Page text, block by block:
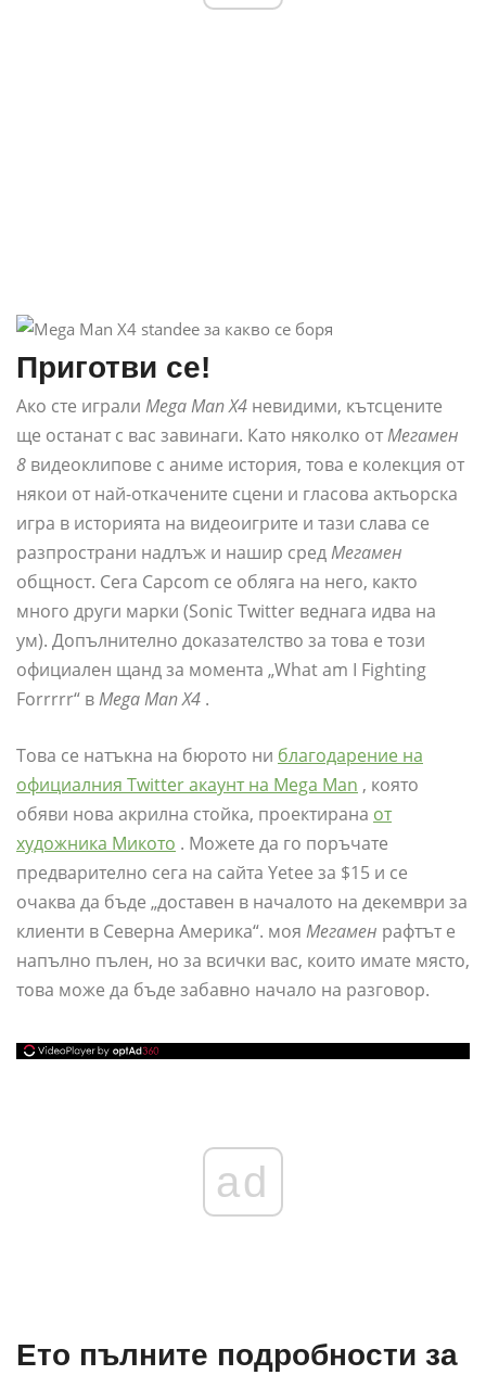
Приготви се!
Ако сте играли Mega Man X4 невидими, кътсцените
ще останат с вас завинаги. Като няколко отМегамен
8 видеоклипове с аниме история, това е колекция от
някои от най-откачените сцени и гласова актьорска
игра в историята на видеоигрите и тази слава се
разпространи надлъж и нашир средМегамен
общност. Сега Capcom се обляга на него, както
много други марки (Sonic Twitter веднага идва на
ум). Допълнително доказателство за това е този
официален щанд за момента „What am I Fighting
Forrrrr“ вMega Man X4 .
Това се натъкна на бюрото ни благодарение на
официалния Twitter акаунт на Mega Man , която
обяви нова акрилна стойка, проектирана от
художника Микото . Можете да го поръчате
предварително сега на сайта Yetee за $15 и се
очаква да бъде „доставен в началото на декември за
клиенти в Северна Америка“. моя Мегамен рафтът е
напълно пълен, но за всички вас, които имате място,
това може да бъде забавно начало на разговор.
ad
Ето пълните подробности за